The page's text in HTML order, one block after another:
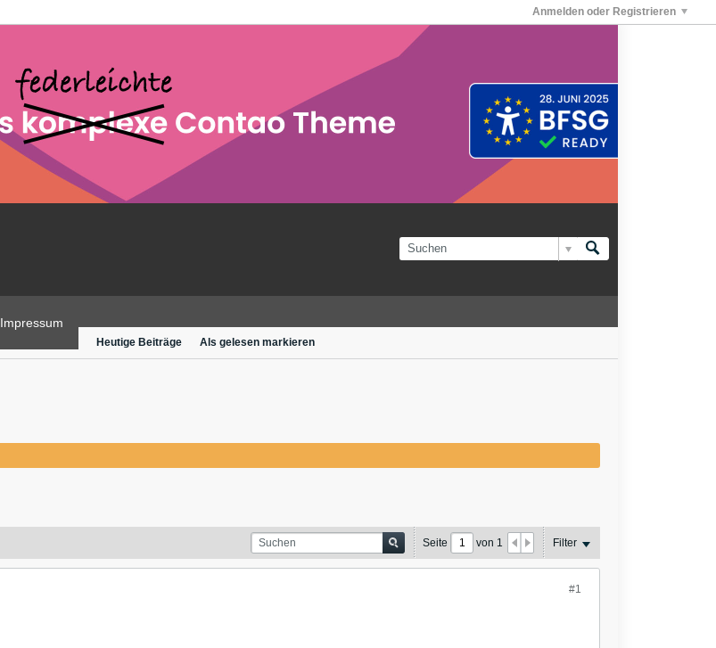
Anmelden oder Registrieren
Impressum
Heutige Beiträge Als gelesen markieren
Seite von 1 Filter
#1